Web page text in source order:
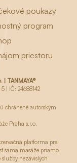
poukazy
program
priestoru
TANMAYA®
| IČ: 24688142
chránené autorským
Praha s.r.o.
platforma pre
sama masáže priamo
služby nezávislých